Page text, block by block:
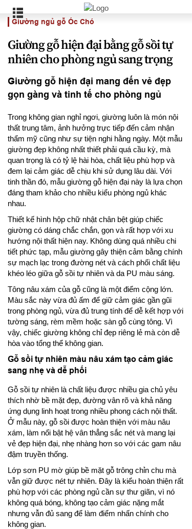
Giường ngủ gỗ Óc Chó
Giường gỗ hiện đại bằng gỗ sồi tự
nhiên cho phòng ngủ sang trọng
Giường gỗ hiện đại mang đến vẻ đẹp
gọn gàng và tinh tế cho phòng ngủ
Trong không gian nghỉ ngơi, giường luôn là món nội
thất trung tâm, ảnh hưởng trực tiếp đến cảm nhận
thẩm mỹ cũng như sự tiện nghi hằng ngày. Một mẫu
giường đẹp không nhất thiết phải quá cầu kỳ, mà
quan trọng là có tỷ lệ hài hòa, chất liệu phù hợp và
đem lại cảm giác dễ chịu khi sử dụng lâu dài. Với
tinh thần đó, mẫu giường gỗ hiện đại này là lựa chọn
đáng tham khảo cho nhiều kiểu phòng ngủ khác
nhau.
Thiết kế hình hộp chữ nhật chân bệt giúp chiếc
giường có dáng chắc chắn, gọn và rất hợp với xu
hướng nội thất hiện nay. Không dùng quá nhiều chi
tiết phức tạp, mẫu giường gây thiện cảm bằng chính
sự mạch lạc trong đường nét và cách phối chất liệu
khéo léo giữa gỗ sồi tự nhiên và da PU màu sáng.
Tông nâu xám của gỗ cũng là một điểm cộng lớn.
Màu sắc này vừa đủ ấm để giữ cảm giác gần gũi
trong phòng ngủ, vừa đủ trung tính để dễ kết hợp với
tường sáng, rèm mềm hoặc sàn gỗ cùng tông. Vì
vậy, chiếc giường không chỉ đẹp riêng lẻ mà còn dễ
hòa vào tổng thể không gian.
Gỗ sồi tự nhiên màu nâu xám tạo cảm giác
sang nhẹ và dễ phối
Gỗ sồi tự nhiên là chất liệu được nhiều gia chủ yêu
thích nhờ bề mặt đẹp, đường vân rõ và khả năng
ứng dụng linh hoạt trong nhiều phong cách nội thất.
Ở mẫu này, gỗ sồi được hoàn thiện với màu nâu
xám, làm nổi bật hệ vân thẳng sắc nét và mang lại
vẻ đẹp hiện đại, nhẹ nhàng hơn so với các gam nâu
đậm truyền thống.
Lớp sơn PU mờ giúp bề mặt gỗ trông chỉn chu mà
vẫn giữ được nét tự nhiên. Đây là kiểu hoàn thiện rất
phù hợp với các phòng ngủ cần sự thư giãn, vì nó
không quá bóng, không tạo cảm giác nặng mắt
nhưng vẫn đủ sang để làm điểm nhấn chính cho
không gian.